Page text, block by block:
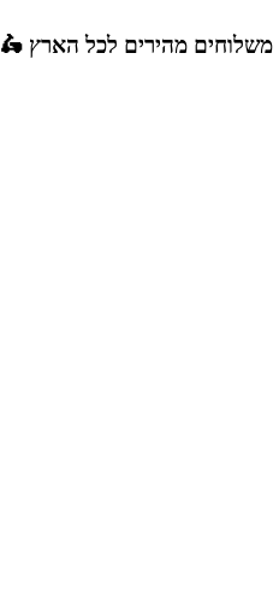
משלוחים מהירים לכל הארץ 🛵